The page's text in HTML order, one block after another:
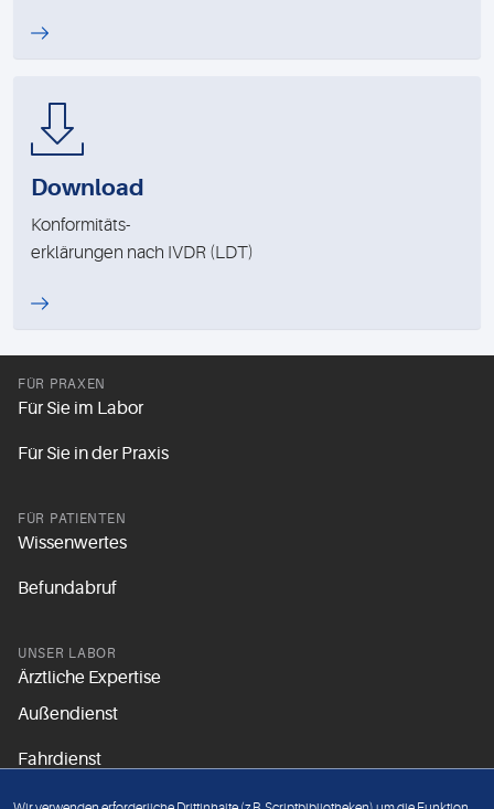
Download
Konformitäts-
erklärungen nach IVDR (LDT)
FÜR PRAXEN
Für Sie im Labor
Für Sie in der Praxis
FÜR PATIENTEN
Wissenwertes
Befundabruf
UNSER LABOR
Ärztliche Expertise
Außendienst
Fahrdienst